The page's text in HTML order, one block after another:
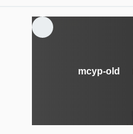
mcyp-old